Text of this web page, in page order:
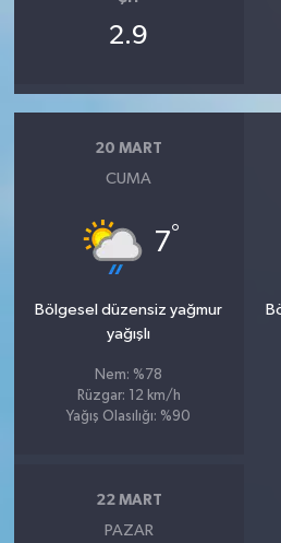
2.9
20 MART
CUMA
7°
Bölgesel düzensiz yağmur
yağışlı
Nem: %78
Rüzgar: 12 km/h
Yağış Olasılığı: %90
22 MART
PAZAR